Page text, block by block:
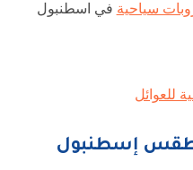
سياحية في اسطنبول
للعوائل
طقس إسطنبول